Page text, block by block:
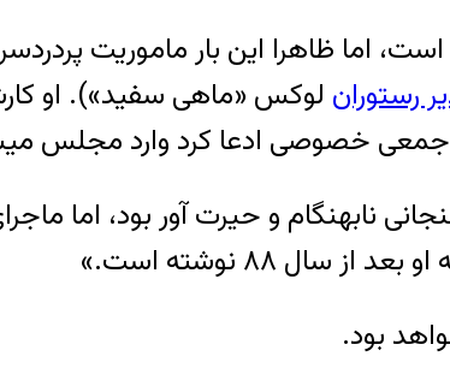
رستوران لوکس «ماهی سفید»). او
نابهنگام و حیرت آور بود، اما
۸۸ نوشته است.»
بود.